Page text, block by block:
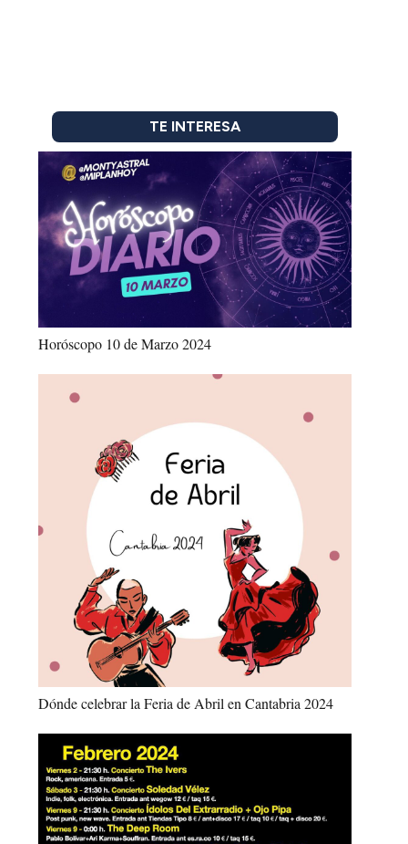
TE INTERESA
Horóscopo 10 de Marzo 2024
Dónde celebrar la Feria de Abril en Cantabria 2024